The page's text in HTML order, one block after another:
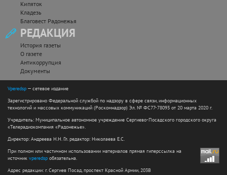
Кипяток
Кладезь
Благовест Радонежья
РЕДАКЦИЯ
История газеты
О газете
Антикоррупция
Документы
Vperedsp — сетевое издание
Зарегистрировано Федеральной службой по надзору в сфере связи, информационных
технологий и массовых коммуникаций (Роскомнадзор) Эл. № ФС77-78093 от 20 марта 2020 г.
Учредитель: Муниципальное автономное учреждение Сергиево-Посадского городского округа
«Телерадиокомпания «Радонежье».
Директор: Андреева Н.Н. Гл. редактор: Николаева Е.С.
При полном или частичном использовании материалов прямая гиперссылка на
источник vperedsp обязательна.
Адрес редакции: г. Сергиев Посад, проспект Красной Армии, 203В